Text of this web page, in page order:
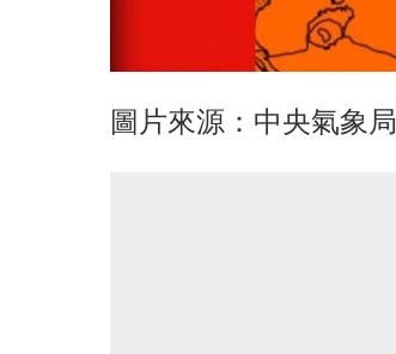
圖片來源：中央氣象局